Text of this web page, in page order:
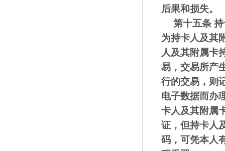
后果和损失。
第十五条
为持卡人及其
人及其附属卡
易，交易所产
行的交易，则
电子数据而办
卡人及其附属
证，但持卡人
码，可凭本人